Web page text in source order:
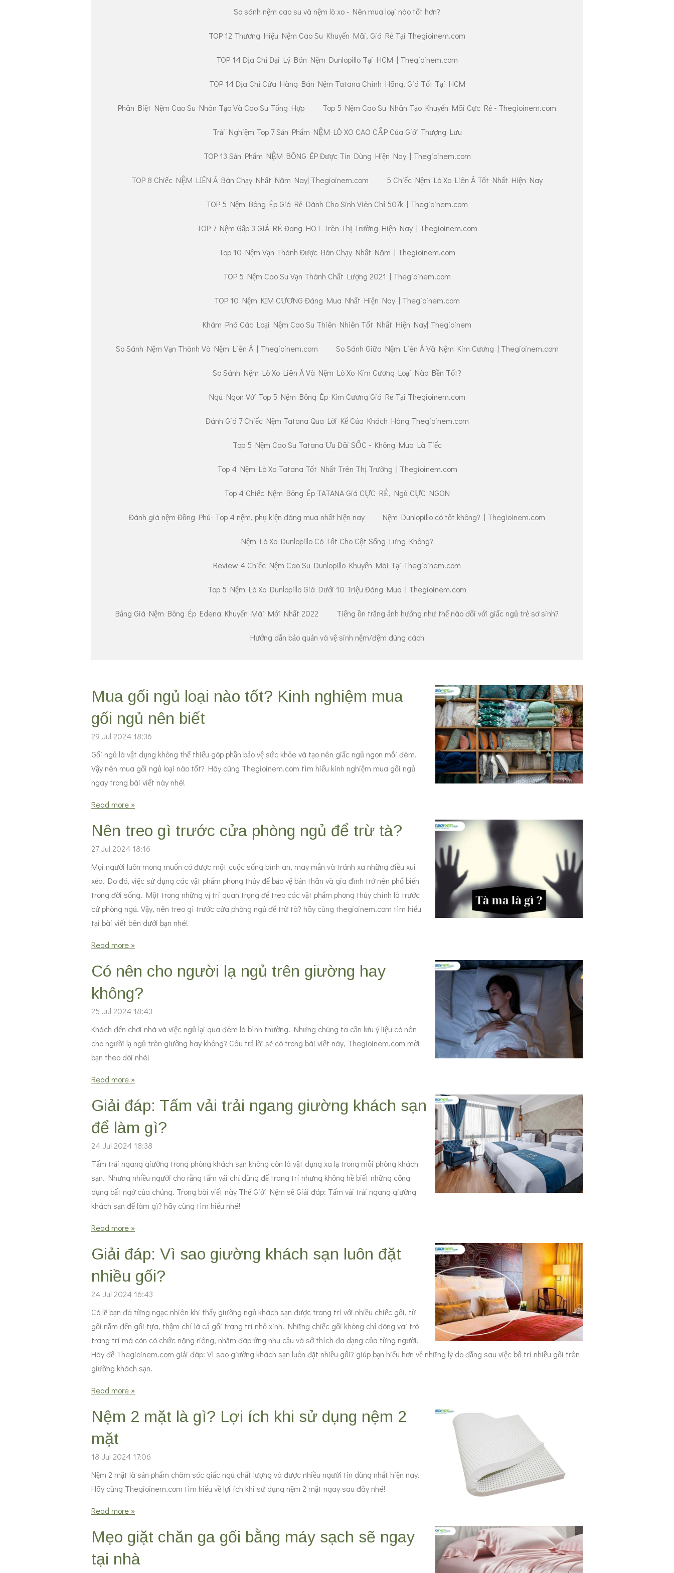
So sánh nệm cao su và nệm lò xo - Nên mua loại nào tốt hơn?
TOP 12 Thương Hiệu Nệm Cao Su Khuyến Mãi, Giá Rẻ Tại Thegioinem.com
TOP 14 Địa Chỉ Đại Lý Bán Nệm Dunlopillo Tại HCM | Thegioinem.com
TOP 14 Địa Chỉ Cửa Hàng Bán Nệm Tatana Chính Hãng, Giá Tốt Tại HCM
Phân Biệt Nệm Cao Su Nhân Tạo Và Cao Su Tổng Hợp Top 5 Nệm Cao Su Nhân Tạo Khuyến Mãi Cực Rẻ - Thegioinem.com
Trải Nghiệm Top 7 Sản Phẩm NỆM LÒ XO CAO CẤP Của Giới Thượng Lưu
TOP 13 Sản Phẩm NỆM BÔNG ÉP Được Tin Dùng Hiện Nay | Thegioinem.com
TOP 8 Chiếc NỆM LIÊN Á Bán Chạy Nhất Năm Nay| Thegioinem.com 5 Chiếc Nệm Lò Xo Liên Á Tốt Nhất Hiện Nay
TOP 5 Nệm Bông Ép Giá Rẻ Dành Cho Sinh Viên Chỉ 507k | Thegioinem.com
TOP 7 Nệm Gấp 3 GIÁ RẺ Đang HOT Trên Thị Trường Hiện Nay | Thegioinem.com
Top 10 Nệm Vạn Thành Được Bán Chạy Nhất Năm | Thegioinem.com
TOP 5 Nệm Cao Su Vạn Thành Chất Lượng 2021 | Thegioinem.com
TOP 10 Nệm KIM CƯƠNG Đáng Mua Nhất Hiện Nay | Thegioinem.com
Khám Phá Các Loại Nệm Cao Su Thiên Nhiên Tốt Nhất Hiện Nay| Thegioinem
So Sánh Nệm Vạn Thành Và Nệm Liên Á | Thegioinem.com So Sánh Giữa Nệm Liên Á Và Nệm Kim Cương | Thegioinem.com
So Sánh Nệm Lò Xo Liên Á Và Nệm Lò Xo Kim Cương Loại Nào Bền Tốt?
Ngủ Ngon Với Top 5 Nệm Bông Ép Kim Cương Giá Rẻ Tại Thegioinem.com
Đánh Giá 7 Chiếc Nệm Tatana Qua Lời Kể Của Khách Hàng Thegioinem.com
Top 5 Nệm Cao Su Tatana Ưu Đãi SỐC - Không Mua Là Tiếc
Top 4 Nệm Lò Xo Tatana Tốt Nhất Trên Thị Trường | Thegioinem.com
Top 4 Chiếc Nệm Bông Ép TATANA Giá CỰC RẺ, Ngủ CỰC NGON
Đánh giá nệm Đồng Phú- Top 4 nệm, phụ kiện đáng mua nhất hiện nay Nệm Dunlopillo có tốt không? | Thegioinem.com
Nệm Lò Xo Dunlopillo Có Tốt Cho Cột Sống Lưng Không?
Review 4 Chiếc Nệm Cao Su Dunlopillo Khuyến Mãi Tại Thegioinem.com
Top 5 Nệm Lò Xo Dunlopillo Giá Dưới 10 Triệu Đáng Mua | Thegioinem.com
Bảng Giá Nệm Bông Ép Edena Khuyến Mãi Mới Nhất 2022 Tiếng ồn trắng ảnh hưởng như thế nào đối với giấc ngủ trẻ sơ sinh?
Hướng dẫn bảo quản và vệ sinh nệm/đệm đúng cách
Mua gối ngủ loại nào tốt? Kinh nghiệm mua
gối ngủ nên biết
29 Jul 2024 18:36
Gối ngủ là vật dụng không thể thiếu góp phần bảo vệ sức khỏe và tạo nên giấc ngủ ngon mỗi đêm.
Vậy nên mua gối ngủ loại nào tốt? Hãy cùng Thegioinem.com tìm hiểu kinh nghiệm mua gối ngủ
ngay trong bài viết này nhé!
Read more »
Nên treo gì trước cửa phòng ngủ để trừ tà?
27 Jul 2024 18:16
Mọi người luôn mong muốn có được một cuộc sống bình an, may mắn và tránh xa những điều xui
xẻo. Do đó, việc sử dụng các vật phẩm phong thủy để bảo vệ bản thân và gia đình trở nên phổ biến
trong đời sống. Một trong những vị trí quan trọng để treo các vật phẩm phong thủy chính là trước
cử phòng ngủ. Vậy, nên treo gì trước cửa phòng ngủ để trừ tà? hãy cùng thegioinem.com tìm hiểu
tại bài viết bên dưới bạn nhé!
Read more »
Có nên cho người lạ ngủ trên giường hay
không?
25 Jul 2024 18:43
Khách đến chơi nhà và việc ngủ lại qua đêm là bình thường. Nhưng chúng ta cần lưu ý liệu có nên
cho người lạ ngủ trên giường hay không? Câu trả lời sẽ có trong bài viết này, Thegioinem.com mời
bạn theo dõi nhé!
Read more »
Giải đáp: Tấm vải trải ngang giường khách sạn
để làm gì?
24 Jul 2024 18:38
Tấm trải ngang giường trong phòng khách sạn không còn là vật dụng xa lạ trong mỗi phòng khách
sạn. Nhưng nhiều người cho rằng tấm vải chỉ dùng để trang trí nhưng không hề biết những công
dụng bất ngờ của chúng. Trong bài viết này Thế Giới Nệm sẽ Giải đáp: Tấm vải trải ngang giường
khách sạn để làm gì? hãy cùng tìm hiểu nhé!
Read more »
Giải đáp: Vì sao giường khách sạn luôn đặt
nhiều gối?
24 Jul 2024 16:43
Có lẽ bạn đã từng ngạc nhiên khi thấy giường ngủ khách sạn được trang trí với nhiều chiếc gối, từ
gối nằm đến gối tựa, thậm chí là cả gối trang trí nhỏ xinh. Những chiếc gối không chỉ đóng vai trò
trang trí mà còn có chức năng riêng, nhằm đáp ứng nhu cầu và sở thích đa dạng của từng người.
Hãy để Thegioinem.com giải đáp: Vì sao giường khách sạn luôn đặt nhiều gối? giúp bạn hiểu hơn về những lý do đằng sau việc bố trí nhiều gối trên
giường khách sạn.
Read more »
Nệm 2 mặt là gì? Lợi ích khi sử dụng nệm 2
mặt
18 Jul 2024 17:06
Nệm 2 mặt là sản phẩm chăm sóc giấc ngủ chất lượng và được nhiều người tin dùng nhất hiện nay.
Hãy cùng Thegioinem.com tìm hiểu về lợi ích khi sử dụng nệm 2 mặt ngay sau đây nhé!
Read more »
Mẹo giặt chăn ga gối bằng máy sạch sẽ ngay
tại nhà